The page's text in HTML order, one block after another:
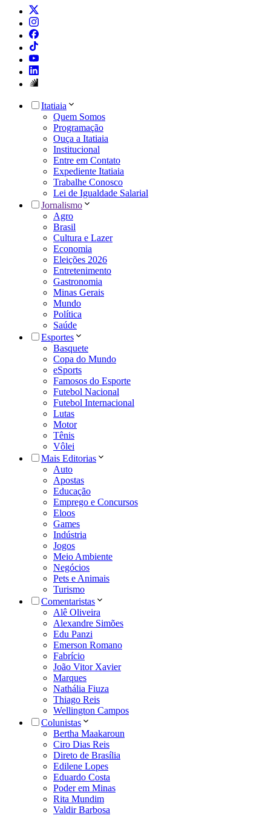
Itatiaia
Quem Somos
Programação
Ouça a Itatiaia
Institucional
Entre em Contato
Expediente Itatiaia
Trabalhe Conosco
Lei de Igualdade Salarial
Jornalismo
Agro
Brasil
Cultura e Lazer
Economia
Eleições 2026
Entretenimento
Gastronomia
Minas Gerais
Mundo
Política
Saúde
Esportes
Basquete
Copa do Mundo
eSports
Famosos do Esporte
Futebol Nacional
Futebol Internacional
Lutas
Motor
Tênis
Vôlei
Mais Editorias
Auto
Apostas
Educação
Emprego e Concursos
Eloos
Games
Indústria
Jogos
Meio Ambiente
Negócios
Pets e Animais
Turismo
Comentaristas
Alê Oliveira
Alexandre Simões
Edu Panzi
Emerson Romano
Fabrício
João Vitor Xavier
Marques
Nathália Fiuza
Thiago Reis
Wellington Campos
Colunistas
Bertha Maakaroun
Ciro Dias Reis
Direto de Brasília
Edilene Lopes
Eduardo Costa
Poder em Minas
Rita Mundim
Valdir Barbosa